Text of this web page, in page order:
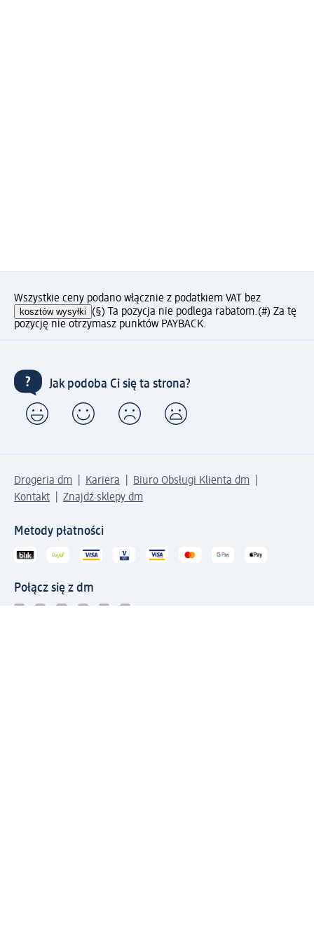
Wszystkie ceny podano włącznie z podatkiem VAT bez
kosztów wysyłki (§) Ta pozycja nie podlega rabatom.(#) Za tę
pozycję nie otrzymasz punktów PAYBACK.
Jak podoba Ci się ta strona?
Drogeria dm Kariera
Biuro Obsługi Klienta dm
Kontakt
Znajdź sklepy dm
Metody płatności
Połącz się z dm